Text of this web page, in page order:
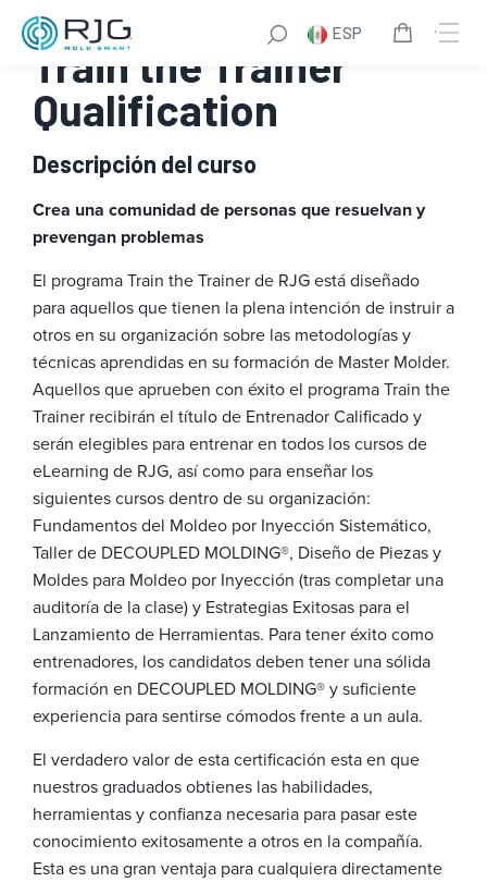
Saltar
contenido
ESP
Train the Trainer
Qualification
Descripción del curso
Crea una comunidad de personas que resuelvan y
prevengan problemas
El programa Train the Trainer de RJG está diseñado
para aquellos que tienen la plena intención de instruir a
otros en su organización sobre las metodologías y
técnicas aprendidas en su formación de Master Molder.
Aquellos que aprueben con éxito el programa Train the
Trainer recibirán el título de Entrenador Calificado y
serán elegibles para entrenar en todos los cursos de
eLearning de RJG, así como para enseñar los
siguientes cursos dentro de su organización:
Fundamentos del Moldeo por Inyección Sistemático,
Taller de DECOUPLED MOLDING®, Diseño de Piezas y
Moldes para Moldeo por Inyección (tras completar una
auditoría de la clase) y Estrategias Exitosas para el
Lanzamiento de Herramientas. Para tener éxito como
entrenadores, los candidatos deben tener una sólida
formación en DECOUPLED MOLDING® y suficiente
experiencia para sentirse cómodos frente a un aula.
El verdadero valor de esta certificación esta en que
nuestros graduados obtienes las habilidades,
herramientas y confianza necesaria para pasar este
conocimiento exitosamente a otros en la compañía.
Esta es una gran ventaja para cualquiera directamente